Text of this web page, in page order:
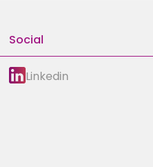
Social
Linkedin